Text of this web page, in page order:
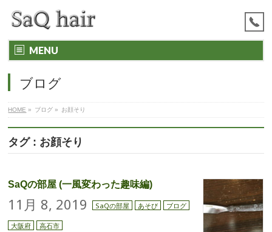
MENU
ブログ
HOME » ブログ » お顔そり
タグ : お顔そり
SaQの部屋 (一風変わった趣味編)
11月 8, 2019 SaQの部屋 あそび ブログ
大阪府 高石市